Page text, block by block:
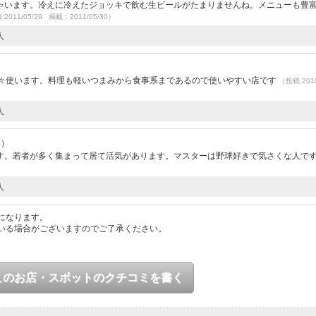
ます。冷えに冷えたジョッキで飲む生ビールがたまりませんね。メニューも豊
:2011/05/29 掲載：2011/05/30）
います。料理も軽いつまみから食事系まであるので使いやすい店です （投稿
若者が多く集まって居て活気があります。マスターは野球好きで気さくな人で
ります。
場合がございますのでご了承ください。
のお店・スポットのクチコミを書く